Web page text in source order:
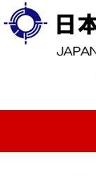
コンテンツへスキッ